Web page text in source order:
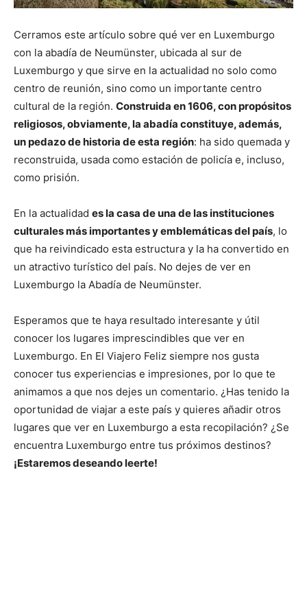
Cerramos este artículo sobre qué ver en Luxemburgo
con la abadía de Neumünster, ubicada al sur de
Luxemburgo y que sirve en la actualidad no solo como
centro de reunión, sino como un importante centro
cultural de la región. Construida en 1606, con propósitos
religiosos, obviamente, la abadía constituye, además,
un pedazo de historia de esta región: ha sido quemada y
reconstruida, usada como estación de policía e, incluso,
como prisión.
En la actualidad es la casa de una de las instituciones
culturales más importantes y emblemáticas del país, lo
que ha reivindicado esta estructura y la ha convertido en
un atractivo turístico del país. No dejes de ver en
Luxemburgo la Abadía de Neumünster.
Esperamos que te haya resultado interesante y útil
conocer los lugares imprescindibles que ver en
Luxemburgo. En El Viajero Feliz siempre nos gusta
conocer tus experiencias e impresiones, por lo que te
animamos a que nos dejes un comentario. ¿Has tenido la
oportunidad de viajar a este país y quieres añadir otros
lugares que ver en Luxemburgo a esta recopilación? ¿Se
encuentra Luxemburgo entre tus próximos destinos?
¡Estaremos deseando leerte!